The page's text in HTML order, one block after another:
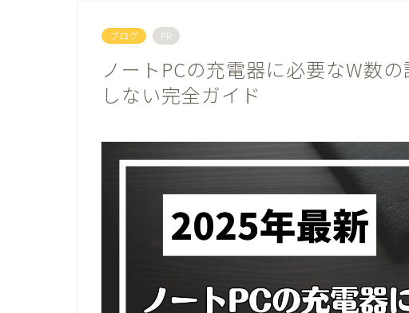
ブログ PR
ノートPCの充電器に必要なW数
しない完全ガイド